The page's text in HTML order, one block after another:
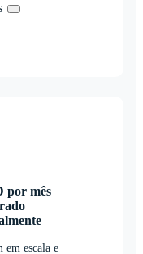
por mês
em escala e